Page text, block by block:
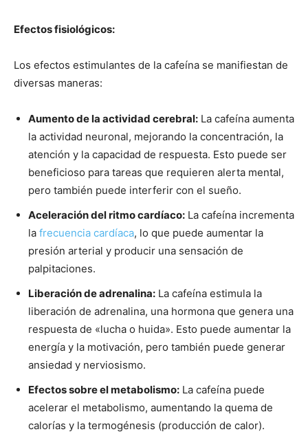
Efectos fisiológicos:
Los efectos estimulantes de la cafeína se manifiestan de
diversas maneras:
Aumento de la actividad cerebral: La cafeína aumenta
la actividad neuronal, mejorando la concentración, la
atención y la capacidad de respuesta. Esto puede ser
beneficioso para tareas que requieren alerta mental,
pero también puede interferir con el sueño.
Aceleración del ritmo cardíaco: La cafeína incrementa
la frecuencia cardíaca, lo que puede aumentar la
presión arterial y producir una sensación de
palpitaciones.
Liberación de adrenalina: La cafeína estimula la
liberación de adrenalina, una hormona que genera una
respuesta de «lucha o huida». Esto puede aumentar la
energía y la motivación, pero también puede generar
ansiedad y nerviosismo.
Efectos sobre el metabolismo: La cafeína puede
acelerar el metabolismo, aumentando la quema de
calorías y la termogénesis (producción de calor).